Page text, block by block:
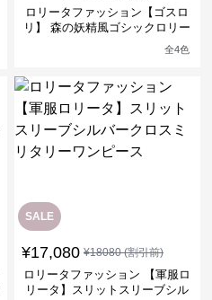
ロリータファッション【ゴスロ
リ】 森の妖精風ゴシックロリー
全4色
SALE
¥17,080 ¥18080(割引前)
ロリータファッション 【軍服ロ
リータ】スリットスリーブシル